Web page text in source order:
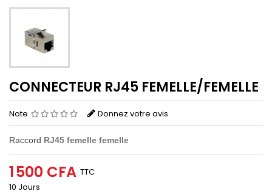
CONNECTEUR RJ45 FEMELLE/FEMELLE
Note Donnez votre avis
Raccord RJ45 femelle femelle
1 500 CFA TTC
10 Jours